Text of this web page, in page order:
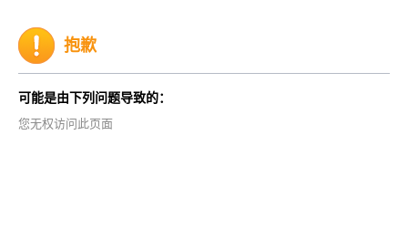
抱歉
可能是由下列问题导致的：
您无权访问此页面